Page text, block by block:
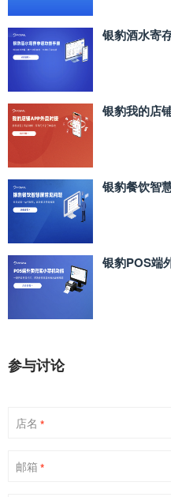
银豹酒水寄
银豹我的店
银豹餐饮智
银豹POS端
参与讨论
店名 *
邮箱 *